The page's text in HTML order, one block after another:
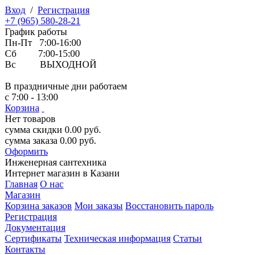
Вход / Регистрация
+7 (965) 580-28-21
График работы
Пн-Пт 7:00-16:00
Сб 7:00-15:00
Вс ВЫХОДНОЙ
В праздничные дни работаем
с 7:00 - 13:00
Корзина
Нет товаров
сумма скидки 0.00 руб.
сумма заказа 0.00 руб.
Оформить
Инженерная сантехника
Интернет магазин в Казани
Главная О нас
Магазин
Корзина заказов Мои заказы Восстановить пароль
Регистрация
Документация
Сертификаты Техническая информация Статьи
Контакты